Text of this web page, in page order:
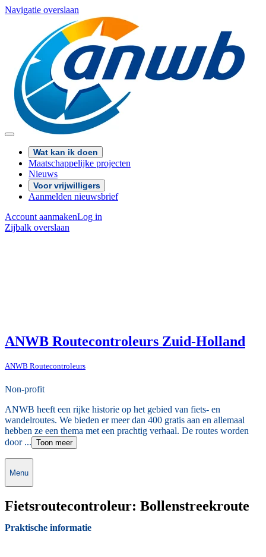
Navigatie overslaan
Wat kan ik doen
Maatschappelijke projecten
Nieuws
Voor vrijwilligers
Aanmelden nieuwsbrief
Account aanmakenLog in
Zijbalk overslaan
ANWB Routecontroleurs Zuid-Holland
ANWB Routecontroleurs
Non-profit
ANWB heeft een rijke historie op het gebied van fiets- en
wandelroutes. We bieden er meer dan 400 gratis aan en allemaal
hebben ze een thema met een prachtig verhaal. De routes worden
door ... Toon meer
Menu
Fietsroutecontroleur: Bollenstreekroute
Praktische informatie